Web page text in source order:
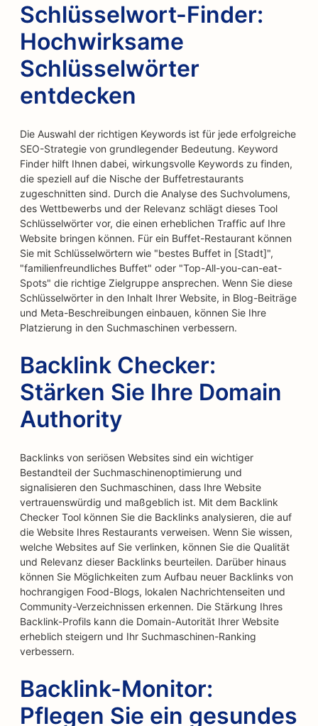
Schlüsselwort-Finder:
Hochwirksame
Schlüsselwörter
entdecken
Die Auswahl der richtigen Keywords ist für jede erfolgreiche
SEO-Strategie von grundlegender Bedeutung. Keyword
Finder hilft Ihnen dabei, wirkungsvolle Keywords zu finden,
die speziell auf die Nische der Buffetrestaurants
zugeschnitten sind. Durch die Analyse des Suchvolumens,
des Wettbewerbs und der Relevanz schlägt dieses Tool
Schlüsselwörter vor, die einen erheblichen Traffic auf Ihre
Website bringen können. Für ein Buffet-Restaurant können
Sie mit Schlüsselwörtern wie "bestes Buffet in [Stadt]",
"familienfreundliches Buffet" oder "Top-All-you-can-eat-
Spots" die richtige Zielgruppe ansprechen. Wenn Sie diese
Schlüsselwörter in den Inhalt Ihrer Website, in Blog-Beiträge
und Meta-Beschreibungen einbauen, können Sie Ihre
Platzierung in den Suchmaschinen verbessern.
Backlink Checker:
Stärken Sie Ihre Domain
Authority
Backlinks von seriösen Websites sind ein wichtiger
Bestandteil der Suchmaschinenoptimierung und
signalisieren den Suchmaschinen, dass Ihre Website
vertrauenswürdig und maßgeblich ist. Mit dem Backlink
Checker Tool können Sie die Backlinks analysieren, die auf
die Website Ihres Restaurants verweisen. Wenn Sie wissen,
welche Websites auf Sie verlinken, können Sie die Qualität
und Relevanz dieser Backlinks beurteilen. Darüber hinaus
können Sie Möglichkeiten zum Aufbau neuer Backlinks von
hochrangigen Food-Blogs, lokalen Nachrichtenseiten und
Community-Verzeichnissen erkennen. Die Stärkung Ihres
Backlink-Profils kann die Domain-Autorität Ihrer Website
erheblich steigern und Ihr Suchmaschinen-Ranking
verbessern.
Backlink-Monitor:
Pflegen Sie ein gesundes